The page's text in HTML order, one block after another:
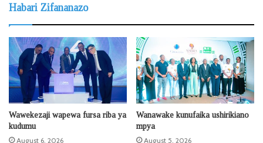
Habari Zifananazo
Wawekezaji wapewa fursa riba ya
kudumu
August 6, 2026
Wanawake kunufaika ushirikiano
mpya
August 5, 2026